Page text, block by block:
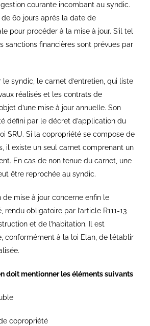
courante incombant au syndic.
60 jours après la date de
pour procéder à la mise à jour. S’il tel
sanctions financières sont prévues par
le syndic, le carnet d’entretien, qui liste
réalisés et les contrats de
d’une mise à jour annuelle. Son
défini par le décret d’application du
SRU. Si la copropriété se compose de
il existe un seul carnet comprenant un
En cas de non tenue du carnet, une
être reprochée au syndic.
de mise à jour concerne enfin le
rendu obligatoire par l’article R111-13
et de l’habitation. Il est
conformément à la loi Elan, de l’établir
doit mentionner les éléments suivants
copropriété